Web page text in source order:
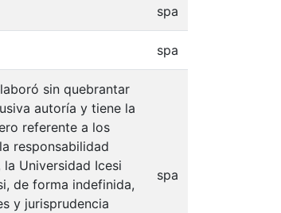
spa
spa
sin quebrantar
autoría y tiene la
referente a los
responsabilidad
Universidad Icesi
de forma indefinida,
y jurisprudencia
spa